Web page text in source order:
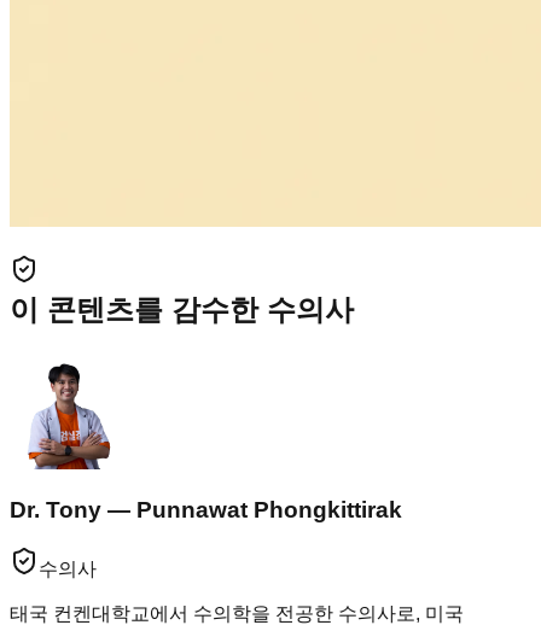
이 콘텐츠를 감수한 수의사
Dr. Tony — Punnawat Phongkittirak
수의사
태국 컨켄대학교에서 수의학을 전공한 수의사로, 미국